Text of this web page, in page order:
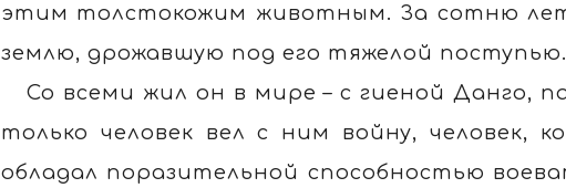
этим толстокожим животным. За сотню лет
землю, дрожавшую под его тяжелой поступью.
Со всеми жил он в мире – с гиеной Данго,
только человек вел с ним войну, человек,
обладал поразительной способностью